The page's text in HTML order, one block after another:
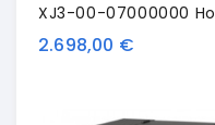
2.698,00 €